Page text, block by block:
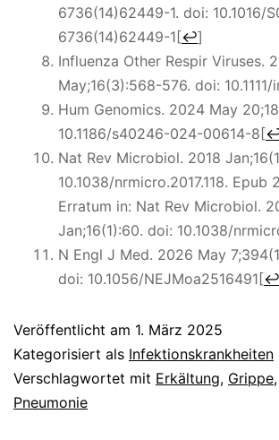
6736(14)62449-1. doi: 10.1016/
6736(14)62449-1[↩]
Influenza Other Respir Viruses.
May;16(3):568-576. doi: 10.1111/
Hum Genomics. 2024 May
10.1186/s40246-024-00614-8[
Nat Rev Microbiol. 2018
10.1038/nrmicro.2017.118. Epub
Erratum in: Nat Rev Microbiol.
Jan;16(1):60. doi: 10.1038/
N Engl J Med. 2026 May
doi: 10.1056/NEJMoa2516491[↩
Veröffentlicht am 1. März 2025
Kategorisiert als Infektionskrankheiten
Verschlagwortet mit Erkältung, Grippe,
Pneumonie